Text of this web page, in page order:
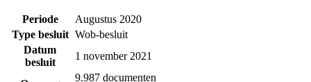
Periode
Augustus 2020
Type besluit Wob-besluit
Datum
besluit
1 november 2021
9.987 documenten